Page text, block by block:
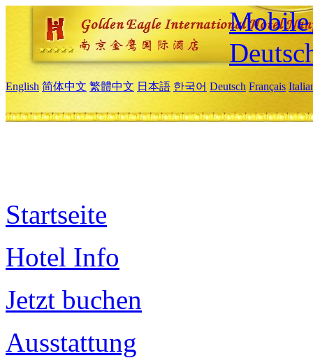
Mobile
English 简体中文 繁體中文 日本語 한국어 Deutsch Français
Startseite
Hotel Info
Jetzt buchen
Ausstattung